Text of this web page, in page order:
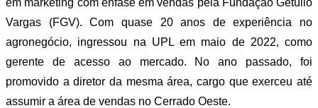
Vargas (FGV). Com quase 20 anos de experiência no
agronegócio, ingressou na UPL em maio de 2022, como
gerente de acesso ao mercado. No ano passado, foi
promovido a diretor da mesma área, cargo que exerceu até
assumir a área de vendas no Cerrado Oeste.